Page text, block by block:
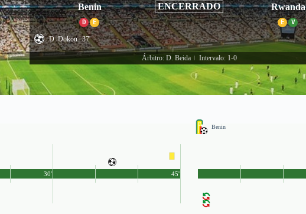
Benin
D E
ENCERRADO Rwanda
E V
D. Dokou 37'
Árbitro: D. Beida Intervalo: 1-0
45'
30'
Benin